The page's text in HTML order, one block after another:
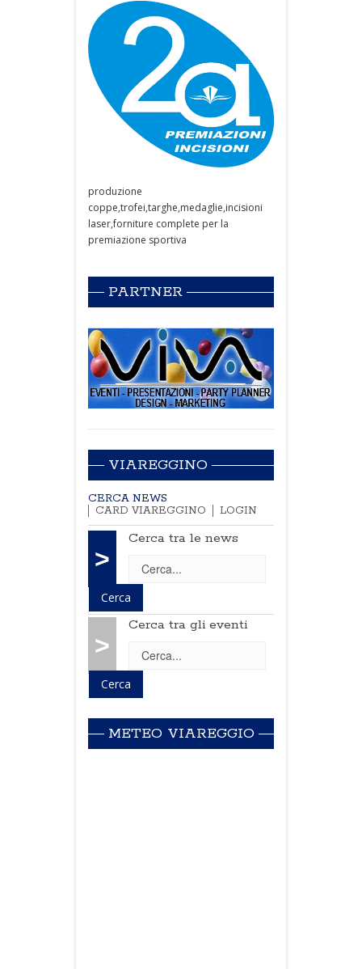
produzione
coppe,trofei,targhe,medaglie,incisioni
laser,forniture complete per la
premiazione sportiva
PARTNER
VIAREGGINO
CERCA NEWS
CARD VIAREGGINO
LOGIN
>
Cerca tra le news
>
Cerca tra gli eventi
METEO VIAREGGIO